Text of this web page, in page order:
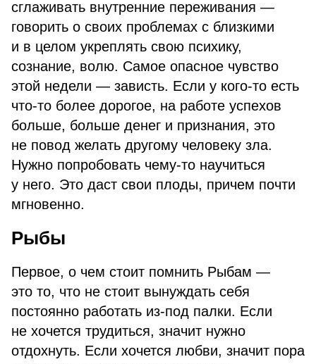
сглаживать внутренние переживания —
говорить о своих проблемах с близкими
и в целом укреплять свою психику,
сознание, волю. Самое опасное чувство
этой недели — зависть. Если у кого-то есть
что-то более дорогое, на работе успехов
больше, больше денег и признания, это
не повод желать другому человеку зла.
Нужно попробовать чему-то научиться
у него. Это даст свои плоды, причем почти
мгновенно.
Рыбы
Первое, о чем стоит помнить Рыбам —
это то, что не стоит вынуждать себя
постоянно работать из-под палки. Если
не хочется трудиться, значит нужно
отдохнуть. Если хочется любви, значит пора